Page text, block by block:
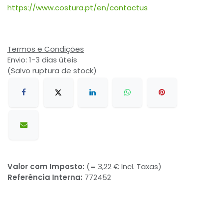
https://www.costura.pt/en/contactus
Termos e Condições
Envio: 1-3 dias úteis
(Salvo ruptura de stock)
Valor com Imposto: (= 3,22 € Incl. Taxas)
Referência Interna: 772452